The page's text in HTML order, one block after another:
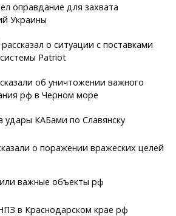
оправдание для захвата
Украины
о ситуации с поставками
Patriot
об уничтожении важного
рф в Черном море
удары КАБами по Славянску
о поражении вражеских целей
важные объекты рф
в Краснодарском крае рф